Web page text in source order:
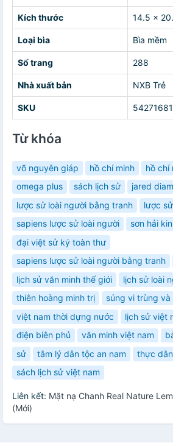
Kích thước 14.5 x
Loại bìa Bìa mềm
Số trang 288
Nhà xuất bản NXB Trẻ
SKU
Từ khóa
võ nguyên giáp hồ chí minh
hồ chí
omega plus
sách lịch sử
jared
lược sử loài người bằng tranh
lược sử
sapiens lược sử loài người
sơn hải
đại việt sử ký toàn thư
sapiens lược sử loài người bằng tranh
lịch sử văn minh thế giới
lịch sử loài
thiên hoàng minh trị
súng vi trùng và
việt nam thời dựng nước
lịch sử việt
điện biên phủ
văn minh việt nam
sử
tâm lý dân tộc an nam
thực
sách lịch sử việt nam
Liên kết: Mặt nạ Chanh Real Nature
(Mới)